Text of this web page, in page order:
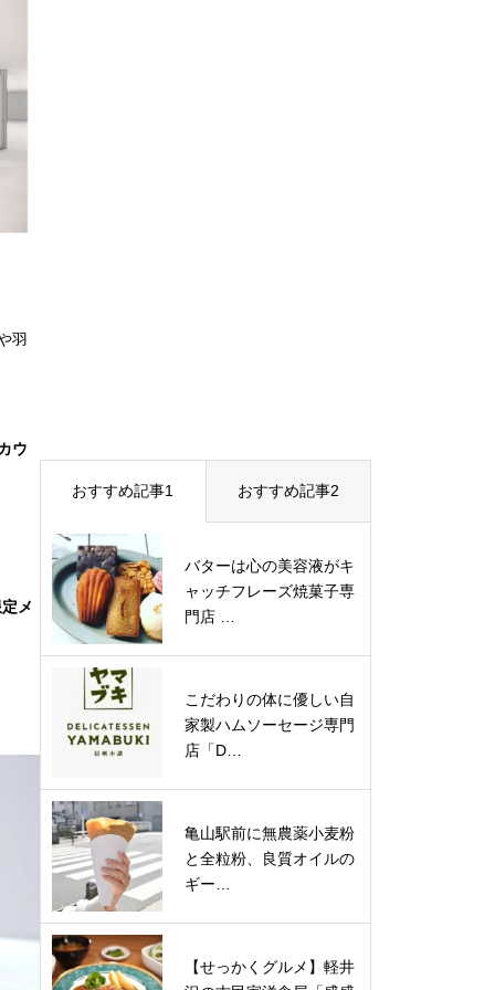
羽
ウ
メ
おすすめ記事1 おすすめ記事2
バターは心の美容液がキ
ャッチフレーズ焼菓子専
門店 …
こだわりの体に優しい自
家製ハムソーセージ専門
店「D…
亀山駅前に無農薬小麦粉
と全粒粉、良質オイルの
ギー…
【せっかくグルメ】軽井